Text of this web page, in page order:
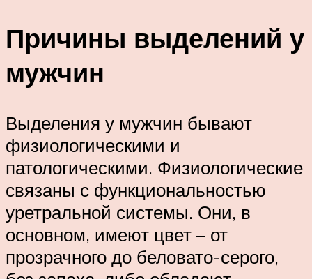
Причины выделений у
мужчин
Выделения у мужчин бывают
физиологическими и
патологическими. Физиологические
связаны с функциональностью
уретральной системы. Они, в
основном, имеют цвет – от
прозрачного до беловато-серого,